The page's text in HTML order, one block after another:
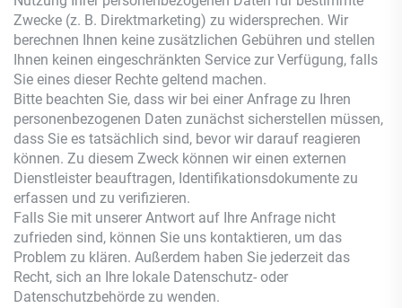
Zwecke (z. B. Direktmarketing) zu widersprechen. Wir
berechnen Ihnen keine zusätzlichen Gebühren und stellen
Ihnen keinen eingeschränkten Service zur Verfügung, falls
Sie eines dieser Rechte geltend machen.
Bitte beachten Sie, dass wir bei einer Anfrage zu Ihren
personenbezogenen Daten zunächst sicherstellen müssen,
dass Sie es tatsächlich sind, bevor wir darauf reagieren
können. Zu diesem Zweck können wir einen externen
Dienstleister beauftragen, Identifikationsdokumente zu
erfassen und zu verifizieren.
Falls Sie mit unserer Antwort auf Ihre Anfrage nicht
zufrieden sind, können Sie uns kontaktieren, um das
Problem zu klären. Außerdem haben Sie jederzeit das
Recht, sich an Ihre lokale Datenschutz- oder
Datenschutzbehörde zu wenden.